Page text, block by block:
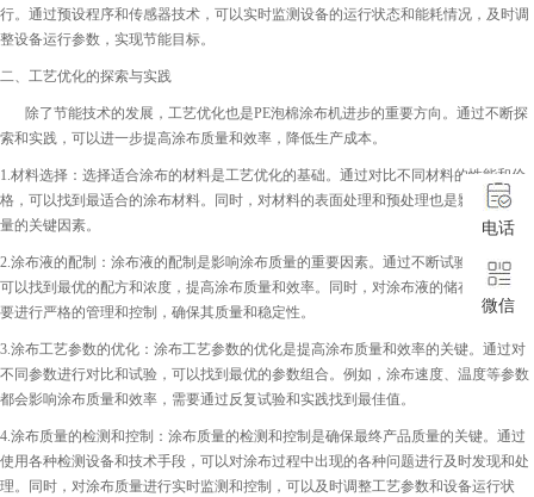
行。通过预设程序和传感器技术，可以实时监测设备的运行状态和能耗情况，及时调
整设备运行参数，实现节能目标。
二、工艺优化的探索与实践
除了节能技术的发展，工艺优化也是PE泡棉涂布机进步的重要方向。通过不断探
索和实践，可以进一步提高涂布质量和效率，降低生产成本。
1.材料选择：选择适合涂布的材料是工艺优化的基础。通过对比不同材料的性能和价
格，可以找到最适合的涂布材料。同时，对材料的表面处理和预处理也是影响涂布质
量的关键因素。
2.涂布液的配制：涂布液的配制是影响涂布质量的重要因素。通过不断试验和调整，
可以找到最优的配方和浓度，提高涂布质量和效率。同时，对涂布液的储存和使用也
要进行严格的管理和控制，确保其质量和稳定性。
3.涂布工艺参数的优化：涂布工艺参数的优化是提高涂布质量和效率的关键。通过对
不同参数进行对比和试验，可以找到最优的参数组合。例如，涂布速度、温度等参数
都会影响涂布质量和效率，需要通过反复试验和实践找到最佳值。
4.涂布质量的检测和控制：涂布质量的检测和控制是确保最终产品质量的关键。通过
使用各种检测设备和技术手段，可以对涂布过程中出现的各种问题进行及时发现和处
理。同时，对涂布质量进行实时监测和控制，可以及时调整工艺参数和设备运行状
电话
微信